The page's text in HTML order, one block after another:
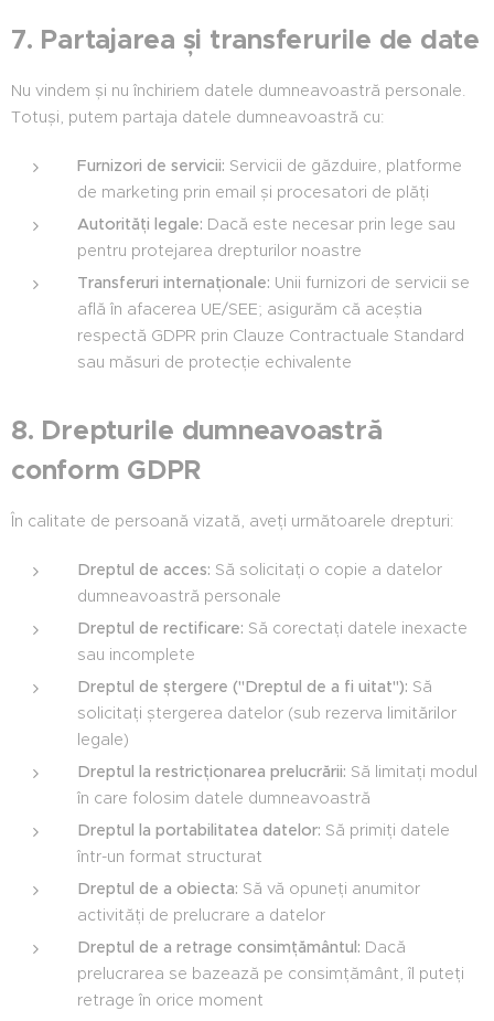
7. Partajarea și transferurile de date
Nu vindem și nu închiriem datele dumneavoastră personale.
Totuși, putem partaja datele dumneavoastră cu:
Furnizori de servicii: Servicii de găzduire, platforme
de marketing prin email și procesatori de plăți
Autorități legale: Dacă este necesar prin lege sau
pentru protejarea drepturilor noastre
Transferuri internaționale: Unii furnizori de servicii se
află în afacerea UE/SEE; asigurăm că aceștia
respectă GDPR prin Clauze Contractuale Standard
sau măsuri de protecție echivalente
8. Drepturile dumneavoastră
conform GDPR
În calitate de persoană vizată, aveți următoarele drepturi:
Dreptul de acces: Să solicitați o copie a datelor
dumneavoastră personale
Dreptul de rectificare: Să corectați datele inexacte
sau incomplete
Dreptul de ștergere ("Dreptul de a fi uitat"): Să
solicitați ștergerea datelor (sub rezerva limitărilor
legale)
Dreptul la restricționarea prelucrării: Să limitați modul
în care folosim datele dumneavoastră
Dreptul la portabilitatea datelor: Să primiți datele
într-un format structurat
Dreptul de a obiecta: Să vă opuneți anumitor
activități de prelucrare a datelor
Dreptul de a retrage consimțământul: Dacă
prelucrarea se bazează pe consimțământ, îl puteți
retrage în orice moment